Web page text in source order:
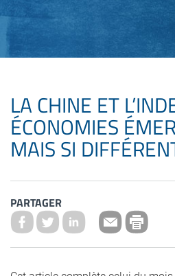
LA CHINE ET
ÉCONOMIES
MAIS SI
PARTAGER